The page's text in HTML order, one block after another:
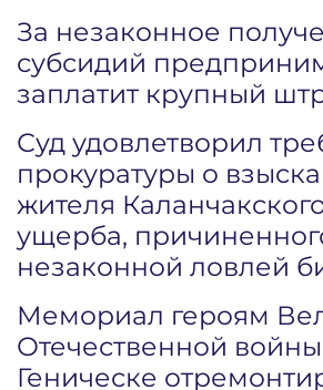
За незаконное
субсидий
заплатит крупный
Суд удовлетворил
прокуратуры о
жителя
ущерба,
незаконной ловлей
Мемориал героям
Отечественной
Геническе